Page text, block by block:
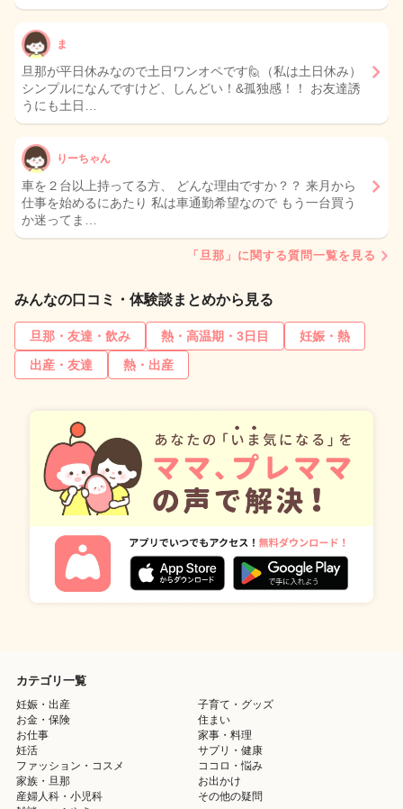
ま
旦那が平日休みなので土日ワンオペです🙋（私は土日休み）
シンプルになんですけど、しんどい！&孤独感！！ お友達誘
うにも土日…
りーちゃん
車を２台以上持ってる方、 どんな理由ですか？？ 来月から
仕事を始めるにあたり 私は車通勤希望なので もう一台買う
か迷ってま…
「旦那」に関する質問一覧を見る
みんなの口コミ・体験談まとめから見る
旦那・友達・飲み 熱・高温期・3日目
妊娠・熱
出産・友達
熱・出産
カテゴリ一覧
妊娠・出産
子育て・グッズ
お金・保険
住まい
お仕事
家事・料理
妊活
サプリ・健康
ファッション・コスメ
ココロ・悩み
家族・旦那
お出かけ
産婦人科・小児科
その他の疑問